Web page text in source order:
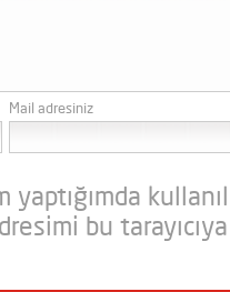
Mail adresiniz
bu